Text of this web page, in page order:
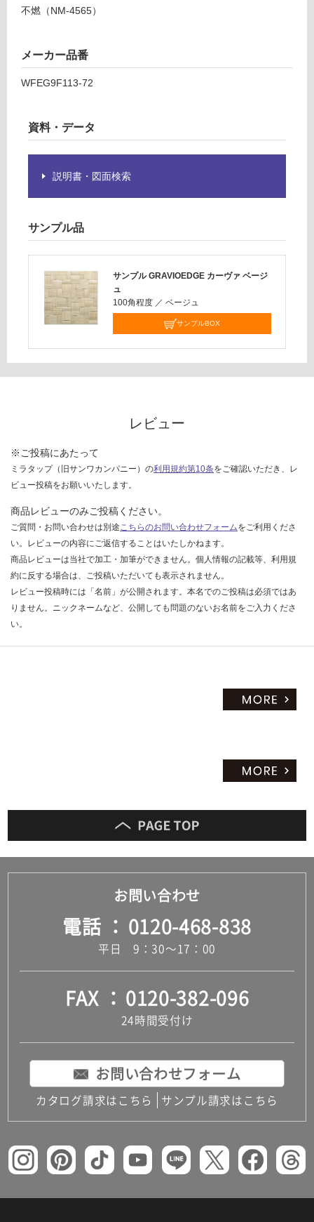
い
不燃（NM-4565）
メーカー品番
WFEG9F113-72
資料・データ
説明書・図面検索
サンプル品
サンプル GRAVIOEDGE カーヴァ ベージ
ュ
100角程度 ／ ベージュ
サンプルBOX
レビュー
※ご投稿にあたって
ミラタップ（旧サンワカンパニー）の利用規約第10条をご確認いただき、レ
ビュー投稿をお願いいたします。
商品レビューのみご投稿ください。
ご質問・お問い合わせは別途 こちらのお問い合わせフォームをご利用くださ
い。レビューの内容にご返信することはいたしかねます。
商品レビューは当社で加工・加筆ができません。個人情報の記載等、利用規
約に反する場合は、ご投稿いただいても表示されません。
レビュー投稿時には「名前」が公開されます。本名でのご投稿は必須ではあ
りません。ニックネームなど、公開しても問題のないお名前をご入力くださ
い。
お問い合わせ
電話 0120-468-838
平日 9：30～17：00
FAX 0120-382-096
24時間受付け
お問い合わせフォーム
カタログ請求はこちら サンプル請求はこちら